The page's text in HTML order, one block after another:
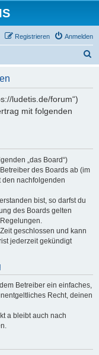
Anmelden
Registrieren
ludetis.de/forum“)
mit folgenden
„das Board“)
des Boards ab (im
den nachfolgenden
bist, so darfst du
des Boards gelten
geschlossen und kann
jederzeit gekündigt
Betreiber ein einfaches,
Recht, deinen
a bleibt auch nach